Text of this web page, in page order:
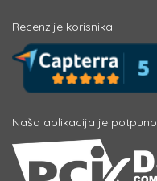
Recenzije korisnika
Naša aplikacija je potpuno